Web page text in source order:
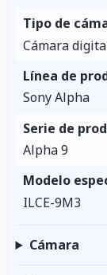
Tipo de
Cámara
Línea de
Sony Alpha
Serie de
Alpha 9
Modelo
ILCE-9M3
Cámara